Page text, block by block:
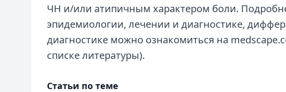
ЧН и/или атипичным характером боли.
эпидемиологии, лечении и диагностике,
диагностике можно ознакомиться на
списке литературы).
Статьи по теме